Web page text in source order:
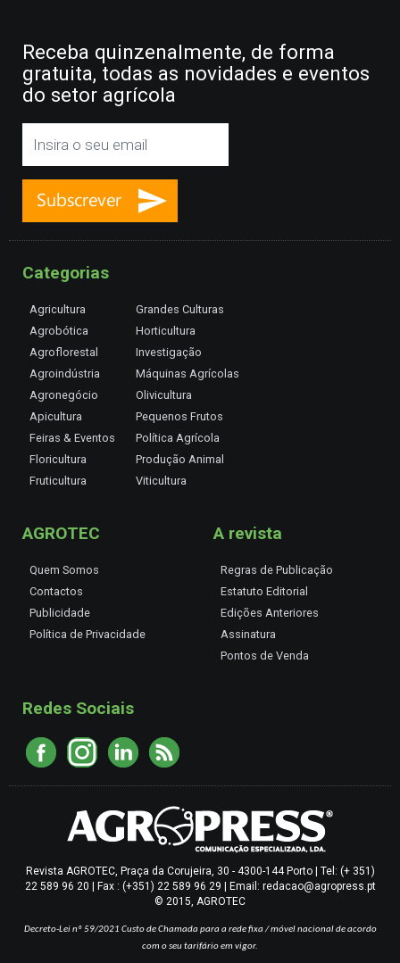
Receba quinzenalmente, de forma
gratuita, todas as novidades e eventos
do setor agrícola
Categorias
Agricultura
Agrobótica
Agroflorestal
Agroindústria
Agronegócio
Apicultura
Feiras & Eventos
Floricultura
Fruticultura
Grandes Culturas
Horticultura
Investigação
Máquinas Agrícolas
Olivicultura
Pequenos Frutos
Política Agrícola
Produção Animal
Viticultura
AGROTEC
Quem Somos
Contactos
Publicidade
Política de Privacidade
A revista
Regras de Publicação
Estatuto Editorial
Edições Anteriores
Assinatura
Pontos de Venda
Redes Sociais
Revista AGROTEC, Praça da Corujeira, 30 - 4300-144 Porto | Tel: (+ 351)
22 589 96 20 | Fax : (+351) 22 589 96 29 | Email: redacao@agropress.pt
© 2015, AGROTEC
Decreto-Lei nº 59/2021 Custo de Chamada para a rede fixa / móvel nacional de acordo
com o seu tarifário em vigor.